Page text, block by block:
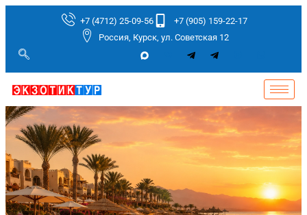
+7 (4712) 25-09-56
+7 (905) 159-22-17
Россия, Курск, ул. Советская 12